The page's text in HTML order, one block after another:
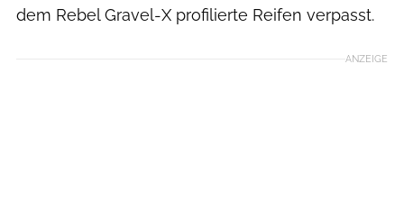
dem Rebel Gravel-X profilierte Reifen verpasst.
ANZEIGE